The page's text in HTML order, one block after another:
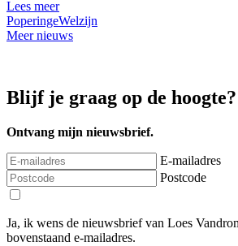
Lees meer
PoperingeWelzijn
Meer nieuws
Blijf je graag op de hoogte?
Ontvang mijn nieuwsbrief.
E-mailadres
Postcode
Ja, ik wens de nieuwsbrief van Loes
bovenstaand e-mailadres.